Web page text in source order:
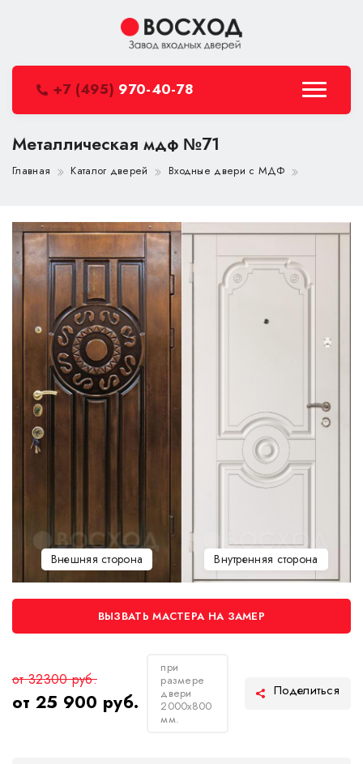
+7 (495) 970-40-78
Металлическая мдф №71
Главная Каталог дверей Входные двери с МДФ
Внешняя сторона Внутренняя сторона
ВЫЗВАТЬ МАСТЕРА НА ЗАМЕР
от 32300 руб.
от 25 900 руб.
при
размере
двери
2000х800
мм.